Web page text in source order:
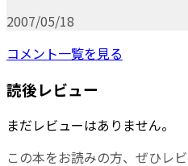
2007/05/18
コメント一覧を見る
読後レビュー
まだレビューはありません。
この本をお読みの方、ぜひレ